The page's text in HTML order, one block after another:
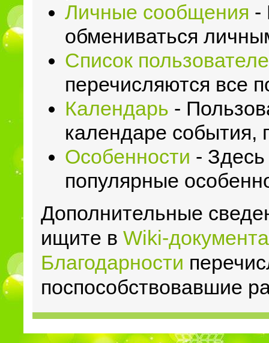
Личные сообщения -
обмениваться
Список
перечисляются все
Календарь -
календаре события,
Особенности -
популярные
Дополнительные
ищите вWiki-
Благодарности
поспособствовавшие